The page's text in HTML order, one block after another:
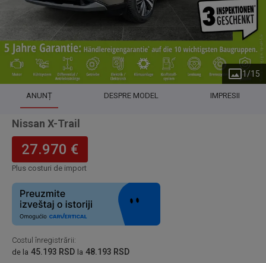
1 /15
ANUNȚ DESPRE MODEL IMPRESII
Nissan X-Trail
27.970 €
Plus costuri de import
Costul înregistrării:
de la 45.193 RSD la 48.193 RSD